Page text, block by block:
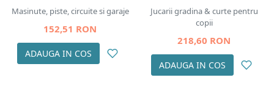
Masinute, piste, circuite si garaje
152,51 RON
ADAUGA IN COS
Jucarii gradina & curte pentru
copii
218,60 RON
ADAUGA IN COS